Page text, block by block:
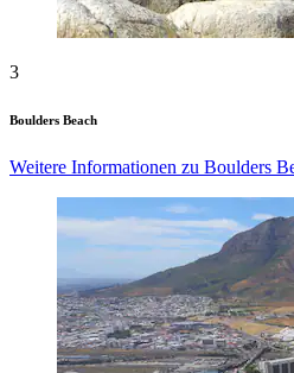
3
Boulders Beach
Weitere Informationen zu Boulders